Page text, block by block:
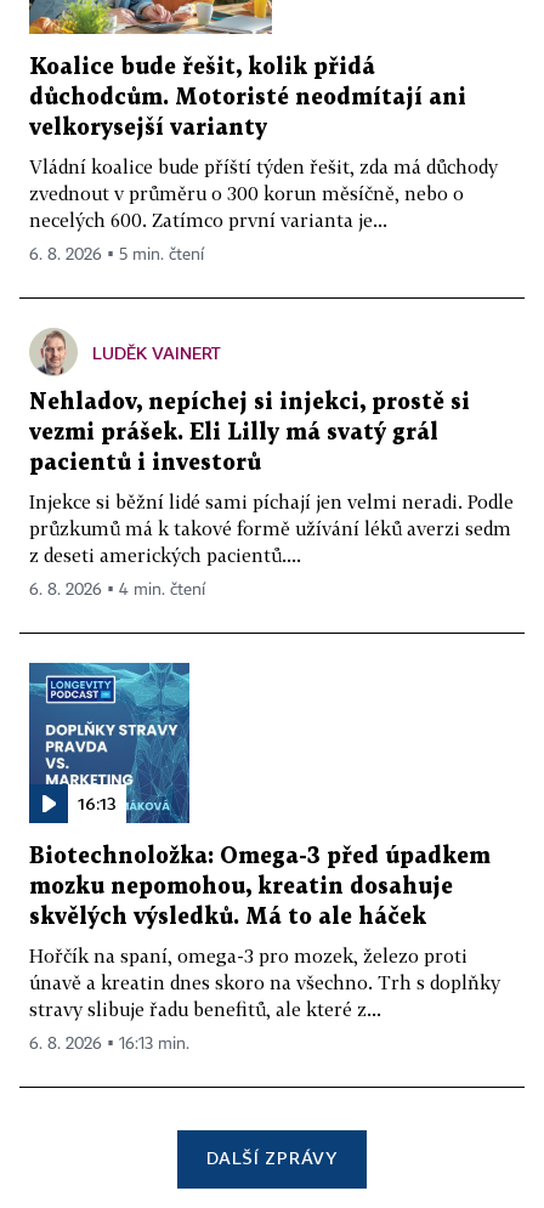
Koalice bude řešit, kolik přidá
důchodcům. Motoristé neodmítají ani
velkorysejší varianty
Vládní koalice bude příští týden řešit, zda má důchody
zvednout v průměru o 300 korun měsíčně, nebo o
necelých 600. Zatímco první varianta je...
6. 8. 2026 ▪ 5 min. čtení
LUDĚK VAINERT
Nehladov, nepíchej si injekci, prostě si
vezmi prášek. Eli Lilly má svatý grál
pacientů i investorů
Injekce si běžní lidé sami píchají jen velmi neradi. Podle
průzkumů má k takové formě užívání léků averzi sedm
z deseti amerických pacientů....
6. 8. 2026 ▪ 4 min. čtení
16:13
Biotechnoložka: Omega-3 před úpadkem
mozku nepomohou, kreatin dosahuje
skvělých výsledků. Má to ale háček
Hořčík na spaní, omega-3 pro mozek, železo proti
únavě a kreatin dnes skoro na všechno. Trh s doplňky
stravy slibuje řadu benefitů, ale které z...
6. 8. 2026 ▪ 16:13 min.
DALŠÍ ZPRÁVY